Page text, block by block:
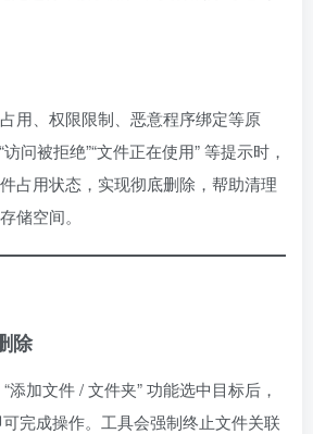
用、权限限制、恶意程序绑定等原
问被拒绝”“文件正在使用” 等提示时，
占用状态，实现彻底删除，帮助清理
储空间。
除
添加文件 / 文件夹” 功能选中目标后，
可完成操作。工具会强制终止文件关联